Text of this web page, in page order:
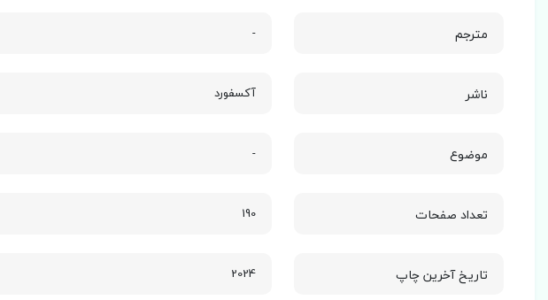
مترجم -
ناشر آکسفورد
موضوع -
تعداد صفحات 190
تاریخ آخرین چاپ 2024